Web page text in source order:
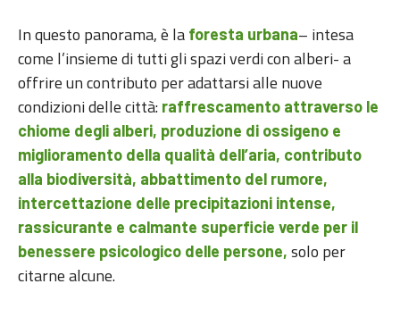
In questo panorama, è la foresta urbana– intesa
come l’insieme di tutti gli spazi verdi con alberi- a
offrire un contributo per adattarsi alle nuove
condizioni delle città: raffrescamento attraverso le
chiome degli alberi, produzione di ossigeno e
miglioramento della qualità dell’aria, contributo
alla biodiversità, abbattimento del rumore,
intercettazione delle precipitazioni intense,
rassicurante e calmante superficie verde per il
benessere psicologico delle persone, solo per
citarne alcune.